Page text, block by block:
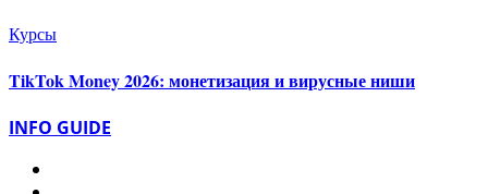
Курсы
TikTok Money 2026: монетизация и вирусные ниши
INFO GUIDE